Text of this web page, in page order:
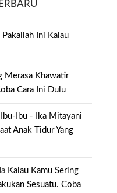
Ini Kalau
Merasa Khawatir
Cara Ini Dulu
Ibu - Ika Mitayani
Anak Tidur Yang
Kalau Kamu Sering
Sesuatu. Coba